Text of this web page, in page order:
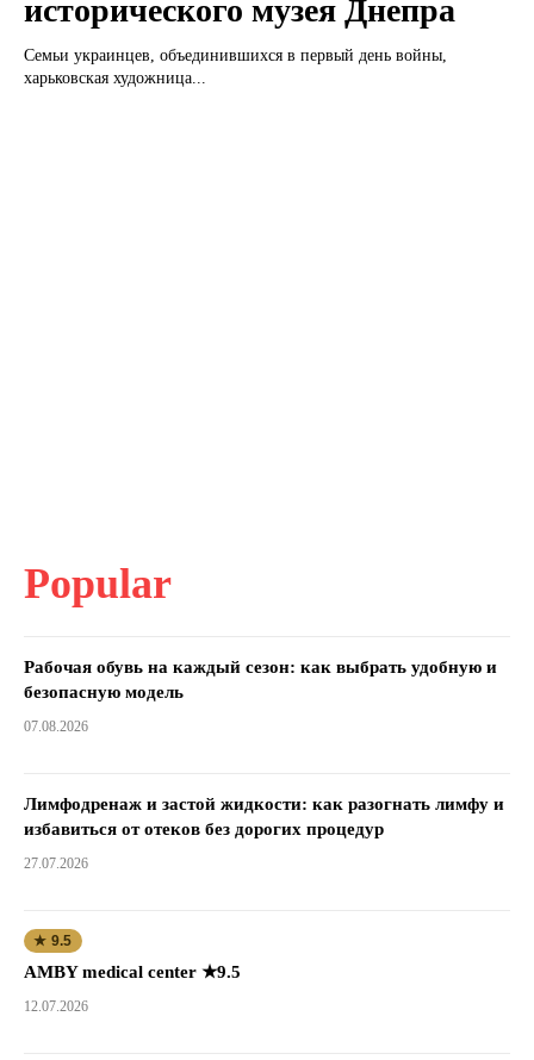
исторического музея Днепра
Семьи украинцев, объединившихся в первый день войны,
харьковская художница...
Popular
Рабочая обувь на каждый сезон: как выбрать удобную и
безопасную модель
07.08.2026
Лимфодренаж и застой жидкости: как разогнать лимфу и
избавиться от отеков без дорогих процедур
27.07.2026
★ 9.5
AMBY medical center ★9.5
12.07.2026